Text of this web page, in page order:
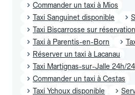
Commander un taxi à Mios
Taxi Sanguinet disponible
Taxi Biscarrosse sur réservation
Taxi à Parentis-en-Born
Réserver un taxi à Lacanau
Taxi Martignas-sur-Jalle 24h/24
Commander un taxi à Cestas
Taxi Ychoux disponible